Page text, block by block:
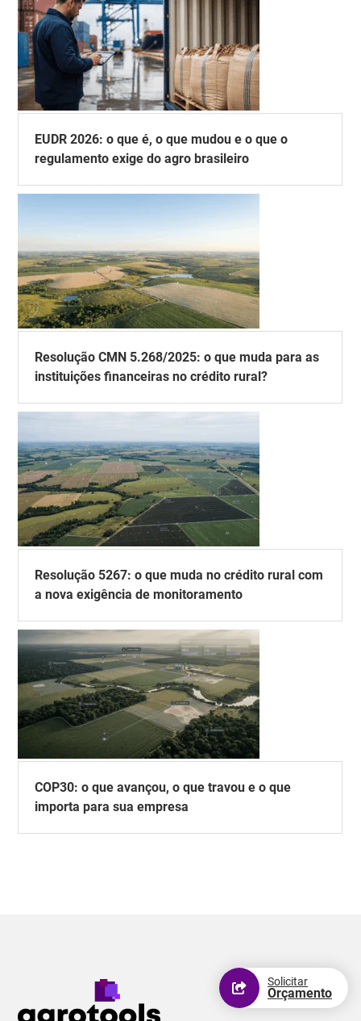
EUDR 2026: o que é, o que mudou e o que o
regulamento exige do agro brasileiro
Resolução CMN 5.268/2025: o que muda para as
instituições financeiras no crédito rural?
Resolução 5267: o que muda no crédito rural com
a nova exigência de monitoramento
COP30: o que avançou, o que travou e o que
importa para sua empresa
Solicitar
Orçamento